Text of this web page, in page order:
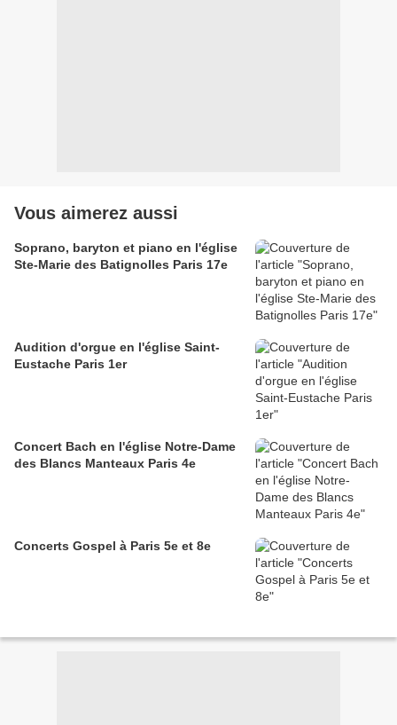
Vous aimerez aussi
Soprano, baryton et piano en l'église
Ste-Marie des Batignolles Paris 17e
Audition d'orgue en l'église Saint-
Eustache Paris 1er
Concert Bach en l'église Notre-Dame
des Blancs Manteaux Paris 4e
Concerts Gospel à Paris 5e et 8e